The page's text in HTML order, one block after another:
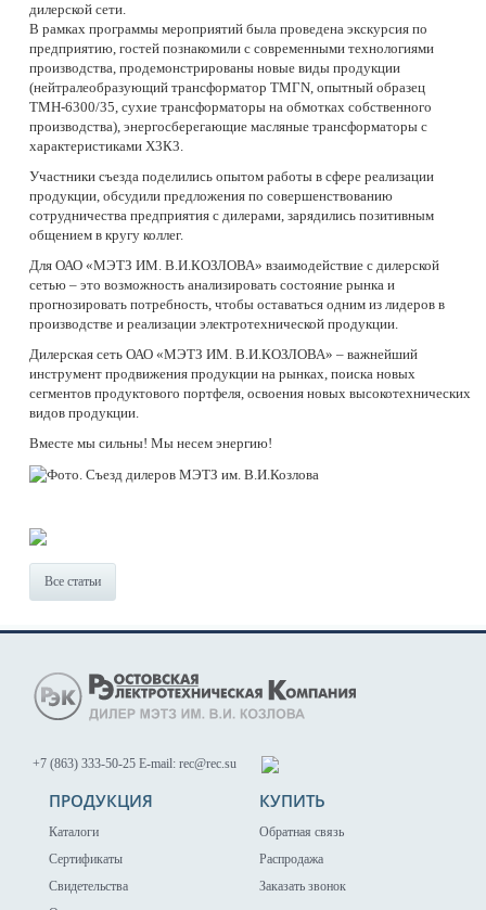
дилерской сети.
В рамках программы мероприятий была проведена экскурсия по
предприятию, гостей познакомили с современными технологиями
производства, продемонстрированы новые виды продукции
(нейтралеобразующий трансформатор ТМГN, опытный образец
ТМН-6300/35, сухие трансформаторы на обмотках собственного
производства), энергосберегающие масляные трансформаторы с
характеристиками Х3К3.
Участники съезда поделились опытом работы в сфере реализации
продукции, обсудили предложения по совершенствованию
сотрудничества предприятия с дилерами, зарядились позитивным
общением в кругу коллег.
Для ОАО «МЭТЗ ИМ. В.И.КОЗЛОВА» взаимодействие с дилерской
сетью – это возможность анализировать состояние рынка и
прогнозировать потребность, чтобы оставаться одним из лидеров в
производстве и реализации электротехнической продукции.
Дилерская сеть ОАО «МЭТЗ ИМ. В.И.КОЗЛОВА» – важнейший
инструмент продвижения продукции на рынках, поиска новых
сегментов продуктового портфеля, освоения новых высокотехнических
видов продукции.
Вместе мы сильны! Мы несем энергию!
Все статьи
+7 (863) 333-50-25 E-mail: rec@rec.su
ПРОДУКЦИЯ
Каталоги
Сертификаты
Свидетельства
КУПИТЬ
Обратная связь
Распродажа
Заказать звонок